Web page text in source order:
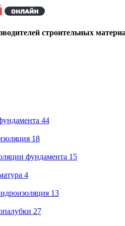
строительных
44
18
фундамента 15
4
13
27